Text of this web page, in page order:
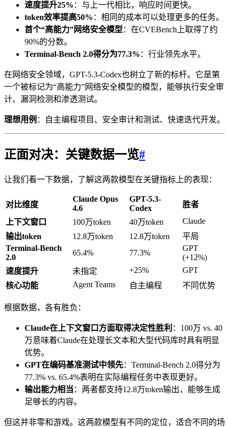
速度提升25% ：与上一代相比，响应时间更快。
token效率提高50% ：相同的成本可以处理更多的任务。
首个“高能力”网络安全模型 ：在CVEBench上取得了约
90%的分数。
Terminal-Bench 2.0得分为77.3% ：行业领先水平。
在网络安全领域，GPT-5.3-Codex也树立了新的标杆。它是第
一个被标记为“高能力”网络安全模型的模型，能够执行安全审
计、漏洞检测和渗透测试。
理想用例 ：自主编程项目、安全审计和测试、快速迭代开发。
正面对决：关键数据一览#
让我们看一下数据，了解这两款模型在关键指标上的表现：
对比维度
Claude Opus
4.6
GPT-5.3-
Codex
胜者
上下文窗口
100万token 40万token
Claude
输出token
12.8万token 12.8万token
平局
Terminal-Bench
2.0
65.4% 77.3%
GPT
(+12%)
速度提升
未指定 +25%
GPT
核心功能
Agent Teams 自主编程 不同优势
根据数据，各有胜负：
Claude在上下文窗口方面取得决定性胜利 ：100万 vs. 40
万意味着Claude在处理长文本和大型代码库时具有明显
优势。
GPT在编码基准测试中领先：Terminal-Bench 2.0得分为
77.3% vs. 65.4%表明在实际编程任务中表现更好。
输出能力相当 ：两者都支持12.8万token输出，能够生成
足够长的内容。
但这并非零和游戏。这两款模型有不同的定位，适合不同的场